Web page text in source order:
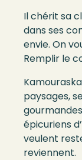
Il chérit sa
dans ses
envie. On
Remplir le
paysages,
épicuriens
veulent
reviennent.